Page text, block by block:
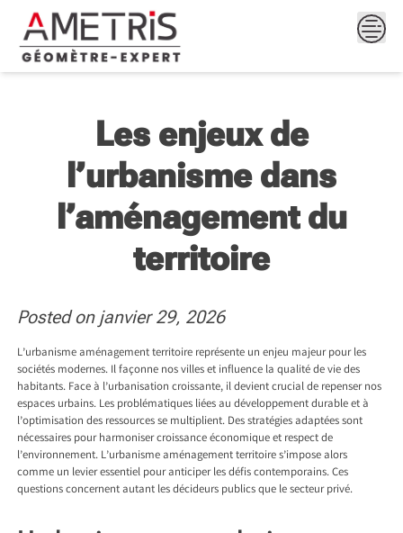
content
Les enjeux de
l’urbanisme dans
l’aménagement du
territoire
Posted on janvier 29, 2026
L’urbanisme aménagement territoire représente un enjeu majeur pour les
sociétés modernes. Il façonne nos villes et influence la qualité de vie des
habitants. Face à l’urbanisation croissante, il devient crucial de repenser nos
espaces urbains. Les problématiques liées au développement durable et à
l’optimisation des ressources se multiplient. Des stratégies adaptées sont
nécessaires pour harmoniser croissance économique et respect de
l’environnement. L’urbanisme aménagement territoire s’impose alors
comme un levier essentiel pour anticiper les défis contemporains. Ces
questions concernent autant les décideurs publics que le secteur privé.